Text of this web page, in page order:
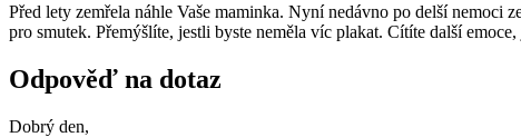
Před lety zemřela náhle Vaše maminka. Nyní nedávno po delší nemoci
pro smutek. Přemýšlíte, jestli byste neměla víc plakat. Cítíte další
Odpověď na dotaz
Dobrý den,